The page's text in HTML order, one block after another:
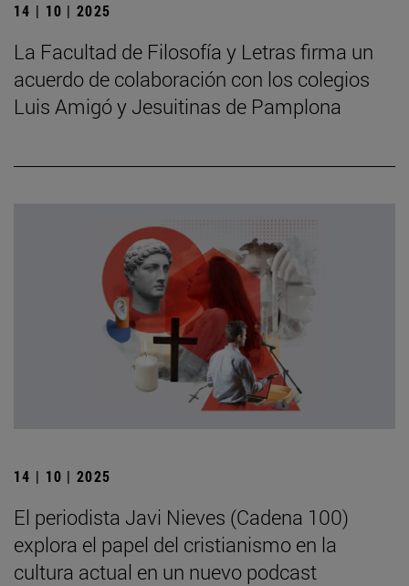
14 | 10 | 2025
La Facultad de Filosofía y Letras firma un
acuerdo de colaboración con los colegios
Luis Amigó y Jesuitinas de Pamplona
14 | 10 | 2025
El periodista Javi Nieves (Cadena 100)
explora el papel del cristianismo en la
cultura actual en un nuevo podcast